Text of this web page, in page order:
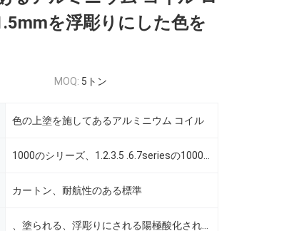
を浮彫りにした色を
MOQ: 5トン
色の上塗を施してあるアルミニウム コイル
カートン、耐航性のある標準